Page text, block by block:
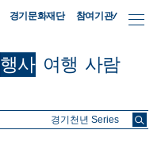
경기문화재단 참여기관/
행사 여행 사람